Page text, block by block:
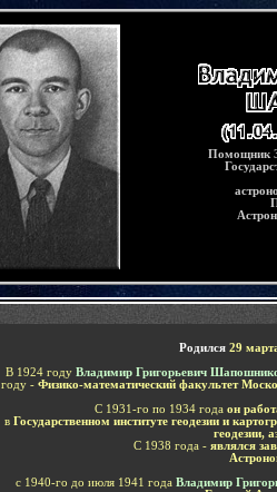
Помощник
Родился 29
В 1924 году Владимир Григорьевич
году - Физико-математический факультет
С 1931-го по 1934 года он
в Государственном институте геодезии и
геодезии,
С 1938 года - являлся
с 1940-го до июля 1941 года Владимир